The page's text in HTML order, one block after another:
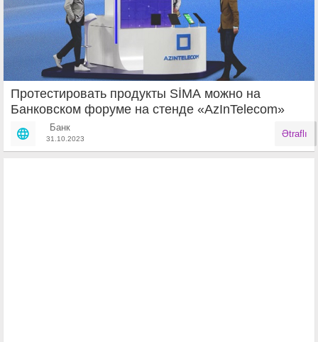
Протестировать продукты SİMA можно на
Банковском форуме на стенде «AzInTelecom»
Банк
31.10.2023 Ətraflı